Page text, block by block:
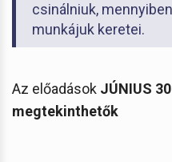
csinálniuk,
munkájuk keretei.
Az előadások JÚNIUS
megtekinthetők